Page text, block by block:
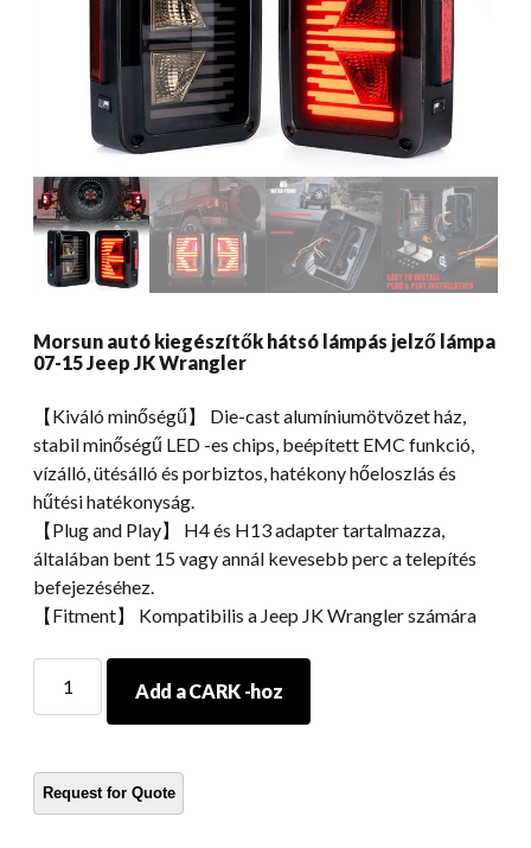
Morsun autó kiegészítők hátsó lámpás jelző lámpa
07-15 Jeep JK Wrangler
【Kiváló minőségű】 Die-cast alumíniumötvözet ház,
stabil minőségű LED -es chips, beépített EMC funkció,
vízálló, ütésálló és porbiztos, hatékony hőeloszlás és
hűtési hatékonyság.
【Plug and Play】 H4 és H13 adapter tartalmazza,
általában bent 15 vagy annál kevesebb perc a telepítés
befejezéséhez.
【Fitment】 Kompatibilis a Jeep JK Wrangler számára
autó
kiegészítők
lámpás
jelző
Add a CARK -hoz